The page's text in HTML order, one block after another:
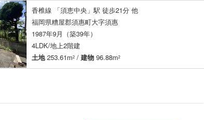
香椎線 「須恵中央」駅 徒歩21分 他
福岡県糟屋郡須惠町大字須惠
1987年9月（築39年）
4LDK/地上2階建
土地253.61m2 / 建物 96.88m2
品質・工法関連
震構造
住宅性能評価付き
(相談)可
は？